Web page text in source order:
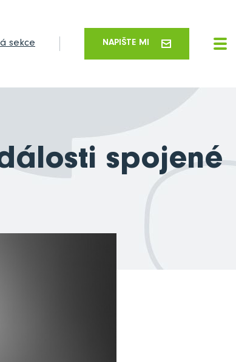
sekce NAPIŠTE MI
spojené